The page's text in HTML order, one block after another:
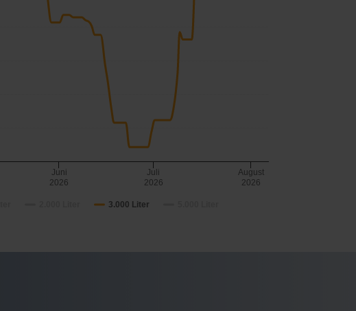
3.000 Liter
Juni
2026
Juli
2026
August
2026